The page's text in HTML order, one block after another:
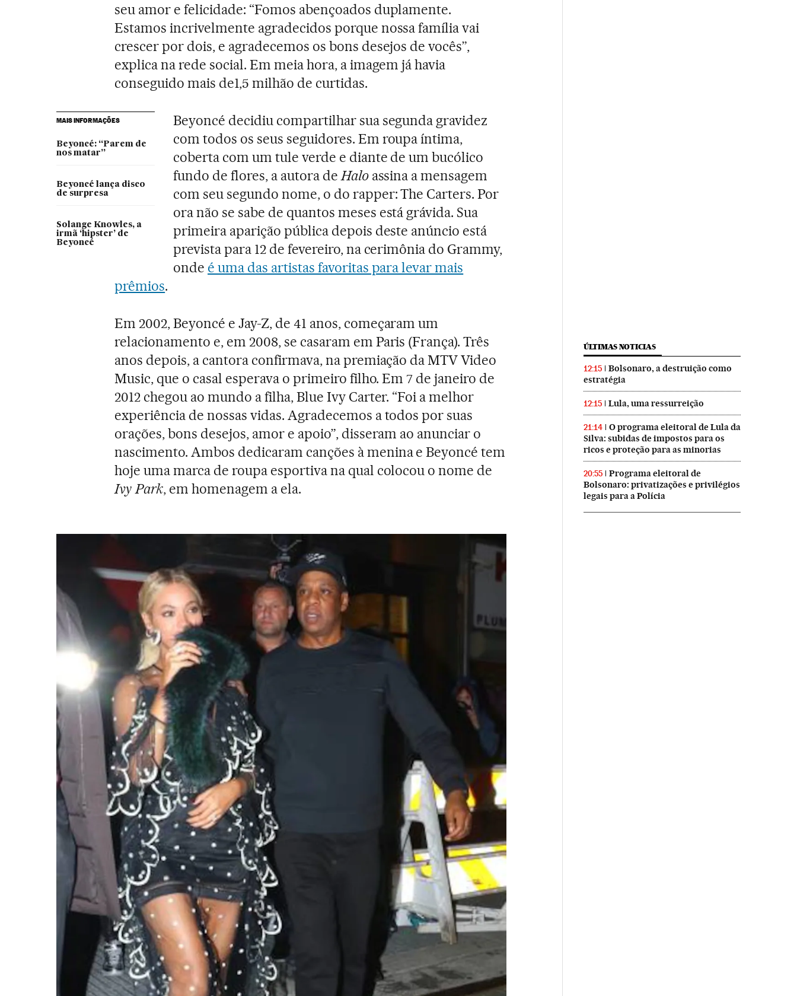
seu amor e felicidade: “Fomos abençoados duplamente.
Estamos incrivelmente agradecidos porque nossa família vai
crescer por dois, e agradecemos os bons desejos de vocês”,
explica na rede social. Em meia hora, a imagem já havia
conseguido mais de1,5 milhão de curtidas.
MAIS INFORMAÇÕES
Beyoncé: “Parem de
nos matar”
Beyoncé lança disco
de surpresa
Solange Knowles, a
irmã ‘hipster’ de
Beyoncé
Beyoncé decidiu compartilhar sua segunda gravidez
com todos os seus seguidores. Em roupa íntima,
coberta com um tule verde e diante de um bucólico
fundo de flores, a autora deHaloassina a mensagem
com seu segundo nome, o do rapper: The Carters. Por
ora não se sabe de quantos meses está grávida. Sua
primeira aparição pública depois deste anúncio está
prevista para 12 de fevereiro, na cerimônia do Grammy,
onde é uma das artistas favoritas para levar mais
prêmios.
Em 2002, Beyoncé e Jay-Z, de 41 anos, começaram um
relacionamento e, em 2008, se casaram em Paris (França). Três
anos depois, a cantora confirmava, na premiação da MTV Video
Music, que o casal esperava o primeiro filho. Em 7 de janeiro de
2012 chegou ao mundo a filha, Blue Ivy Carter. “Foi a melhor
experiência de nossas vidas. Agradecemos a todos por suas
orações, bons desejos, amor e apoio”, disseram ao anunciar o
nascimento. Ambos dedicaram canções à menina e Beyoncé tem
hoje uma marca de roupa esportiva na qual colocou o nome de
Ivy Park, em homenagem a ela.
ÚLTIMAS NOTICIAS
12:15
Bolsonaro, a destruição como
estratégia
12:15 Lula, uma ressurreição
21:14
O programa eleitoral de Lula da
Silva: subidas de impostos para os
ricos e proteção para as minorias
20:55
Programa eleitoral de
Bolsonaro: privatizações e privilégios
legais para a Polícia